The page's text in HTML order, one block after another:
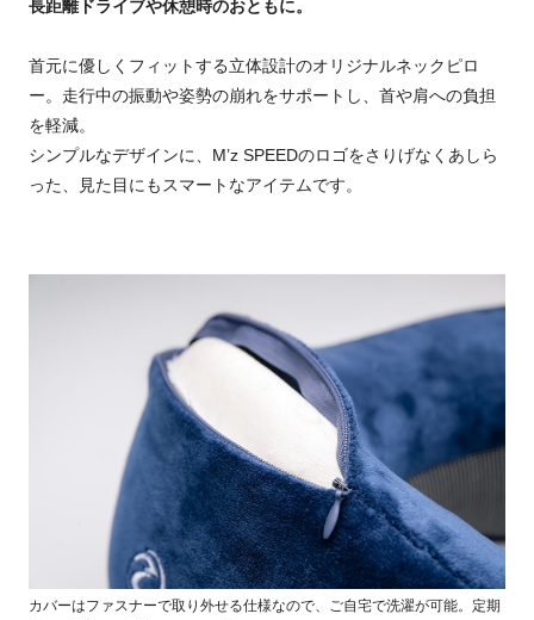
長距離ドライブや休憩時のおともに。
首元に優しくフィットする立体設計のオリジナルネックピロ
ー。走行中の振動や姿勢の崩れをサポートし、首や肩への負担
を軽減。
シンプルなデザインに、M’z SPEEDのロゴをさりげなくあしら
った、見た目にもスマートなアイテムです。
カバーはファスナーで取り外せる仕様なので、ご自宅で洗濯が可能。定期